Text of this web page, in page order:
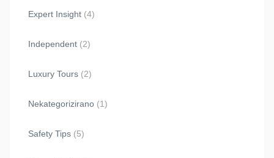
Expert Insight (4)
Independent (2)
Luxury Tours (2)
Nekategorizirano (1)
Safety Tips (5)